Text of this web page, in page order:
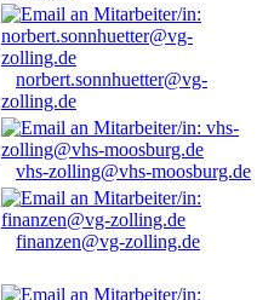
norbert.sonnhuetter@vg-
zolling.de
vhs-zolling@vhs-moosburg.de
finanzen@vg-zolling.de